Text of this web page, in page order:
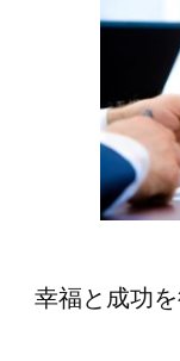
幸福と成功